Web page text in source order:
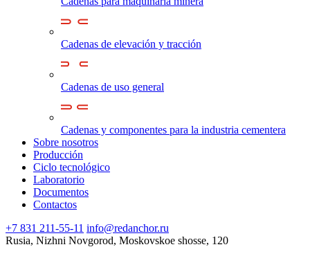
Cadenas de elevación y tracción
Cadenas de uso general
Cadenas y componentes para la industria cementera
Sobre nosotros
Producción
Ciclo tecnológico
Laboratorio
Documentos
Contactos
+7 831 211-55-11 info@redanchor.ru
Rusia, Nizhni Novgorod, Moskovskoe shosse, 120